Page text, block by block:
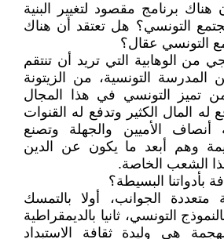
برنامج مقصود لتغيير البنية
التونسي؟ هل تعتقد أن هناك
التونسي عقال؟
من الوهابية التي تريد أن تنتقم
التونسية، من الزيتونة
تميز التونسي في هذا المجال
المال الكثير وتدفع له القنوات
أنصاف الأميين والجهلة وتصنع
وهم أبعد ما يكون عن الدين
الشعب الخاصة.
بأدواتنا البسيطة؟
متعددة الجوانب، أولا بالتمسك
التونسي، ثانيا بالديمقراطية
هي وليدة ثقافة الاستبداد